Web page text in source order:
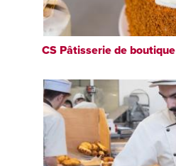
CS Pâtisserie de boutique